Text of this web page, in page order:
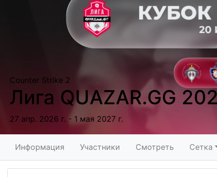
Counter Strike 2
Лига QUAZAR.GG
27 апр. 2026 г. - 1 мая 2027 г.
Информация Участники Смотреть Сетка